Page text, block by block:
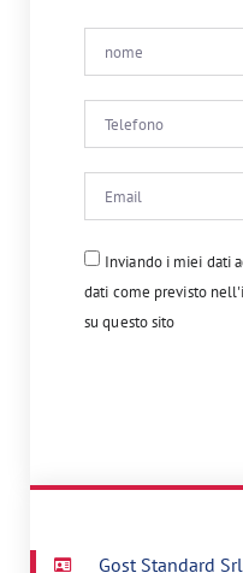
Inviando i miei dati
dati come previsto
su questo sito
Gost Standard Srl